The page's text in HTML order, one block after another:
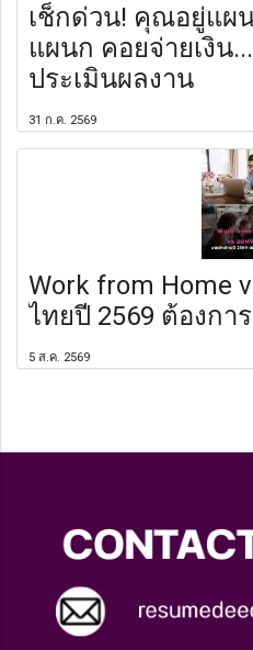
เช็กด่วน! คุณอยู่แผ
แผนก คอยจ่ายเงิน
ประเมินผลงาน
31 ก.ค. 2569
Work from Home
ไทยปี 2569 ต้องกา
5 ส.ค. 2569